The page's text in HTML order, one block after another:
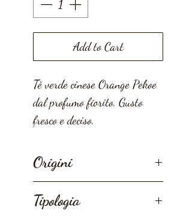
Add to Cart
Tè verde cinese Orange Pekoe
dal profumo fiorito. Gusto
fresco e deciso.
Origini
Tipologia